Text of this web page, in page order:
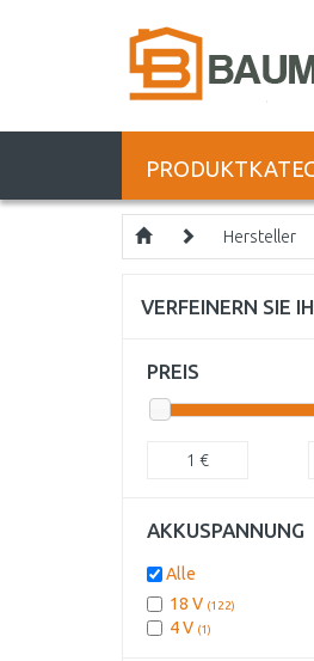
Hersteller
VERFEINERN SIE
PREIS
1 €
AKKUSPANNUNG
Alle
18 V (122)
4 V (1)